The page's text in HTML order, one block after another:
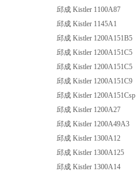
邱成 Kistler 1100A87
邱成 Kistler 1145A1
邱成 Kistler 1200A151B5
邱成 Kistler 1200A151C5
邱成 Kistler 1200A151C5
邱成 Kistler 1200A151C9
邱成 Kistler 1200A151Csp
邱成 Kistler 1200A27
邱成 Kistler 1200A49A3
邱成 Kistler 1300A12
邱成 Kistler 1300A125
邱成 Kistler 1300A14